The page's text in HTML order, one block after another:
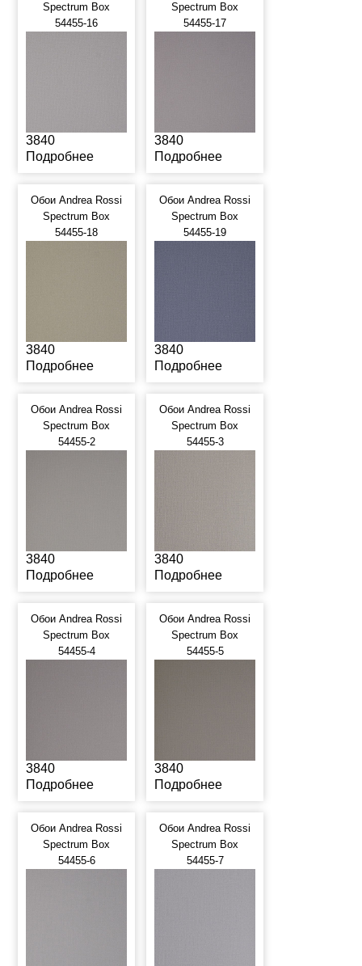
Spectrum Box
54455-16
3840
Подробнее
Spectrum Box
54455-17
3840
Подробнее
Обои Andrea Rossi
Spectrum Box
54455-18
3840
Подробнее
Обои Andrea Rossi
Spectrum Box
54455-19
3840
Подробнее
Обои Andrea Rossi
Spectrum Box
54455-2
3840
Подробнее
Обои Andrea Rossi
Spectrum Box
54455-3
3840
Подробнее
Обои Andrea Rossi
Spectrum Box
54455-4
3840
Подробнее
Обои Andrea Rossi
Spectrum Box
54455-5
3840
Подробнее
Обои Andrea Rossi
Spectrum Box
54455-6
Обои Andrea Rossi
Spectrum Box
54455-7